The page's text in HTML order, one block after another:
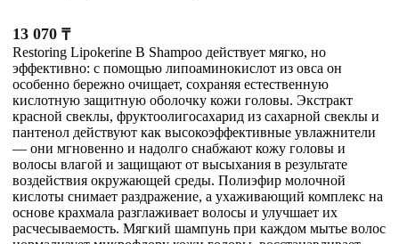
13 070 ₸
Restoring Lipokerine B Shampoo действует мягко, но
эффективно: с помощью липоаминокислот из овса он
особенно бережно очищает, сохраняя естественную
кислотную защитную оболочку кожи головы. Экстракт
красной свеклы, фруктоолигосахарид из сахарной свеклы и
пантенол действуют как высокоэффективные увлажнители
— они мгновенно и надолго снабжают кожу головы и
волосы влагой и защищают от высыхания в результате
воздействия окружающей среды. Полиэфир молочной
кислоты снимает раздражение, а ухаживающий комплекс на
основе крахмала разглаживает волосы и улучшает их
расчесываемость. Мягкий шампунь при каждом мытье волос